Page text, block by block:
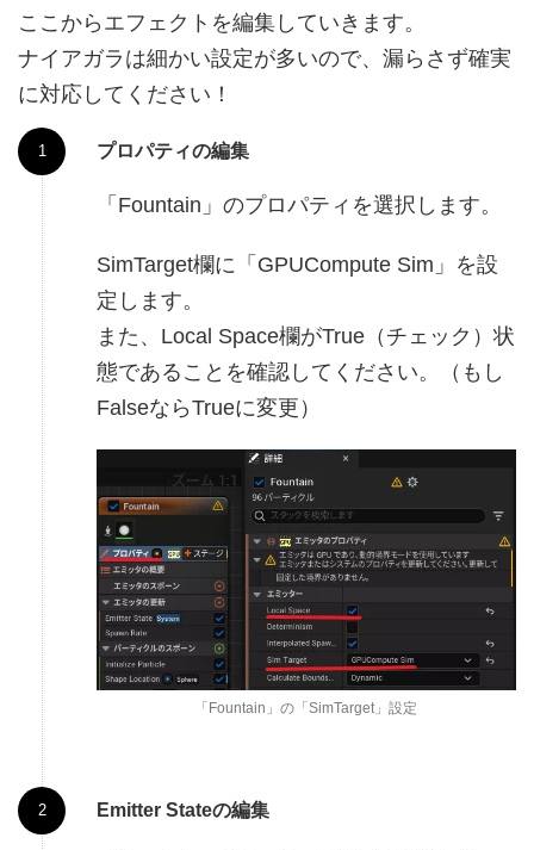
ここからエフェクトを編集していきます。
ナイアガラは細かい設定が多いので、漏らさず確実
に対応してください！
プロパティの編集
「Fountain」のプロパティを選択します。
SimTarget欄に「GPUCompute Sim」を設
定します。
また、Local Space欄がTrue（チェック）状
態であることを確認してください。（もし
FalseならTrueに変更）
「Fountain」の「SimTarget」設定
Emitter Stateの編集